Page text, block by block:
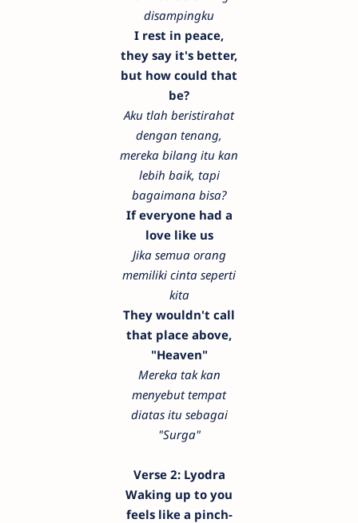
disampingku
I rest in peace,
they say it's better,
but how could that
be?
Aku tlah beristirahat
dengan tenang,
mereka bilang itu kan
lebih baik, tapi
bagaimana bisa?
If everyone had a
love like us
Jika semua orang
memiliki cinta seperti
kita
They wouldn't call
that place above,
"Heaven"
Mereka tak kan
menyebut tempat
diatas itu sebagai
"Surga"
Verse 2: Lyodra
Waking up to you
feels like a pinch-